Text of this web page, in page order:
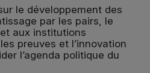
le développement des
par les pairs, le
aux institutions
preuves et l’innovation
l’agenda politique du